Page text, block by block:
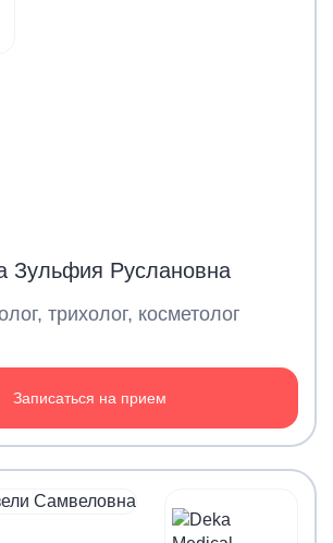
Зульфия Руслановна
трихолог, косметолог
Записаться на прием